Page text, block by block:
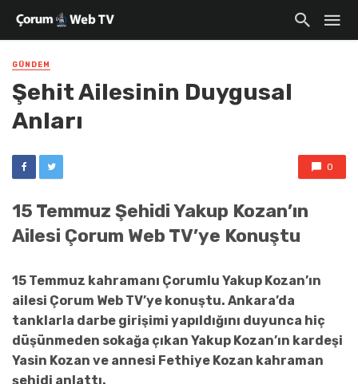
GÜNDEM
Şehit Ailesinin Duygusal
Anları
0
15 Temmuz Şehidi Yakup Kozan’ın
Ailesi Çorum Web TV’ye Konuştu
15 Temmuz kahramanı Çorumlu Yakup Kozan’ın
ailesi Çorum Web TV’ye konuştu. Ankara’da
tanklarla darbe girişimi yapıldığını duyunca hiç
düşünmeden sokağa çıkan Yakup Kozan’ın kardeşi
Yasin Kozan ve annesi Fethiye Kozan kahraman
şehidi anlattı.